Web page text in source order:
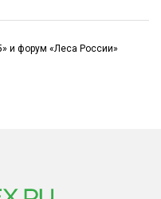
и форум «Леса России»